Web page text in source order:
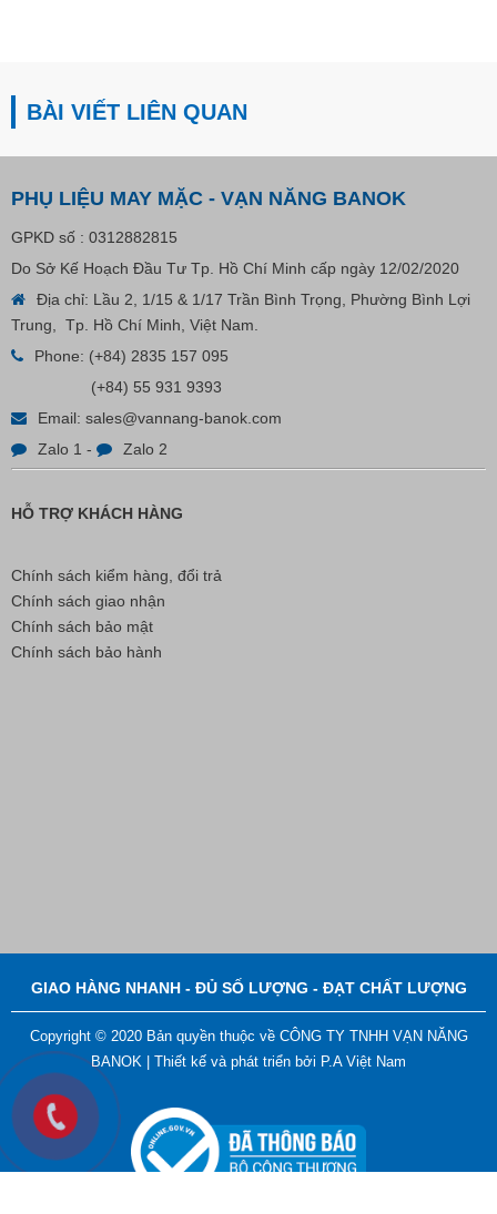
BÀI VIẾT LIÊN QUAN
PHỤ LIỆU MAY MẶC - VẠN NĂNG BANOK
GPKD số : 0312882815
Do Sở Kế Hoạch Đầu Tư Tp. Hồ Chí Minh cấp ngày 12/02/2020
Địa chỉ: Lầu 2, 1/15 & 1/17 Trần Bình Trọng, Phường Bình Lợi
Trung, Tp. Hồ Chí Minh, Việt Nam.
Phone: (+84) 2835 157 095
(+84) 55 931 9393
Email: sales@vannang-banok.com
Zalo 1 - Zalo 2
HỖ TRỢ KHÁCH HÀNG
Chính sách kiểm hàng, đổi trả
Chính sách giao nhận
Chính sách bảo mật
Chính sách bảo hành
GIAO HÀNG NHANH - ĐỦ SỐ LƯỢNG - ĐẠT CHẤT LƯỢNG
Copyright © 2020 Bản quyền thuộc về CÔNG TY TNHH VẠN NĂNG
BANOK | Thiết kế và phát triển bởi P.A Việt Nam